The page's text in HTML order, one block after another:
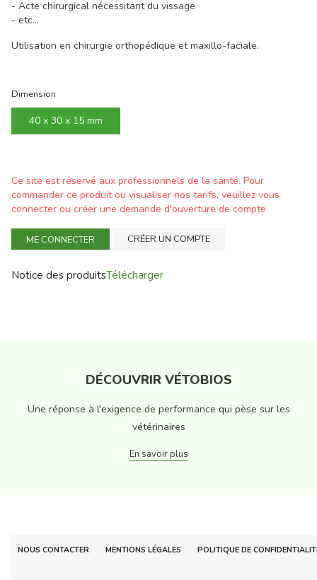
- Acte chirurgical nécessitant du vissage
- etc...
Utilisation en chirurgie orthopédique et maxillo-faciale.
Dimension
40 x 30 x 15 mm
Ce site est réservé aux professionnels de la santé. Pour
commander ce produit ou visualiser nos tarifs, veuillez vous
connecter ou créer une demande d'ouverture de compte
ME CONNECTER CRÉER UN COMPTE
Notice des produitsTélécharger
DÉCOUVRIR VÉTOBIOS
Une réponse à l'exigence de performance qui pèse sur les
vétérinaires
En savoir plus
NOUS CONTACTER MENTIONS LÉGALES POLITIQUE DE